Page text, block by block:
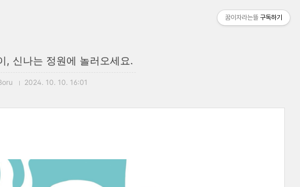
, 신나는 정원에 놀러오세요.
2024. 10. 10. 16:01
꿈이자라는뜰 구독하기